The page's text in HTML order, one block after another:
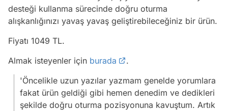
desteği kullanma sürecinde doğru oturma
alışkanlığınızı yavaş yavaş geliştirebileceğiniz bir ürün.
Fiyatı 1049 TL.
Almak isteyenler için burada
.
'Öncelikle uzun yazılar yazmam genelde yorumlara
fakat ürün geldiği gibi hemen denedim ve dedikleri
şekilde doğru oturma pozisyonuna kavuştum. Artık